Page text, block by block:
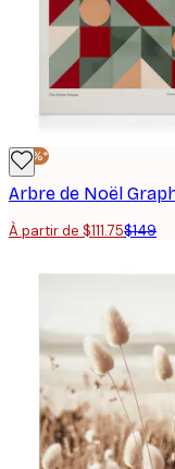
-25%*
À partir de $111.75$149